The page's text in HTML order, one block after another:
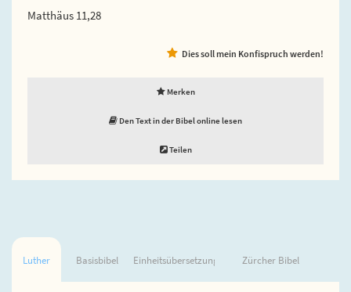
Matthäus 11,28
Dies soll mein Konfispruch werden!
Merken
Den Text in der Bibel online lesen
Teilen
Luther Basisbibel Einheitsübersetzung Zürcher Bibel